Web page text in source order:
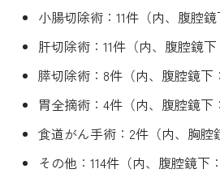
小腸切除術：11件（内、腹腔鏡
肝切除術：11件（内、腹腔鏡下
膵切除術：8件（内、腹腔鏡下
胃全摘術：4件（内、腹腔鏡下
食道がん手術：2件（内、胸腔
その他：114件（内、腹腔鏡下：